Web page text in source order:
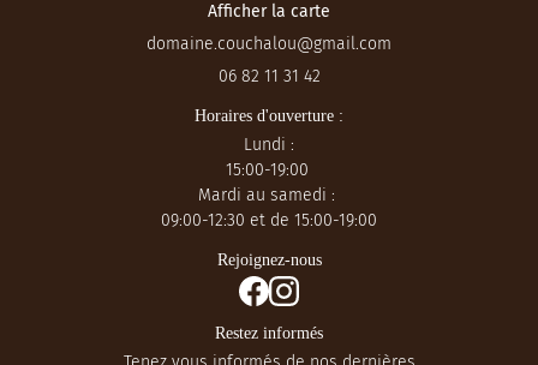
Afficher la carte
06 82 11 31 42
Horaires d'ouverture :
Lundi :
15:00-19:00
Mardi au samedi :
09:00-12:30 et de 15:00-19:00
Rejoignez-nous
Restez informés